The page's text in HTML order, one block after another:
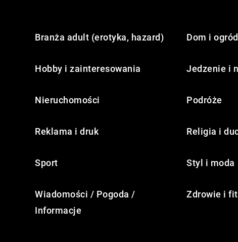
Branża adult (erotyka, hazard) Dom i ogród
Hobby i zainteresowania Jedzenie i
Nieruchomości Podróże
Reklama i druk Religia i
Sport Styl i moda
Wiadomości / Pogoda /
Informacje
Zdrowie i